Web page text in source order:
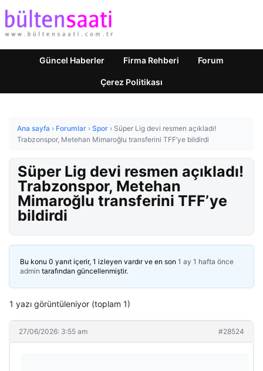
Güncel Haberler Firma Rehberi Forum
Çerez Politikası
Ana sayfa › Forumlar › Spor › Süper Lig devi resmen açıkladı!
Trabzonspor, Metehan Mimaroğlu transferini TFF’ye bildirdi
Süper Lig devi resmen açıkladı!
Trabzonspor, Metehan
Mimaroğlu transferini TFF’ye
bildirdi
Bu konu 0 yanıt içerir, 1 izleyen vardır ve en son 1 ay 1 hafta önce
admin tarafından güncellenmiştir.
1 yazı görüntüleniyor (toplam 1)
27/06/2026: 3:55 am #28524